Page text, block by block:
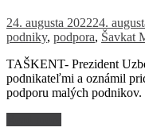
24. augusta 202224.
podniky, podpora, Šavkat
TAŠKENT- Prezident
podnikateľmi a oznámil
podporu malých podnikov.